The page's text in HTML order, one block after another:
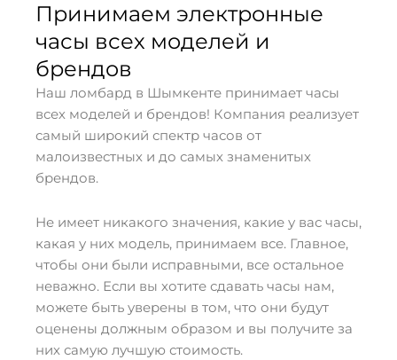
Принимаем электронные
часы всех моделей и
брендов
Наш ломбард в Шымкенте принимает часы
всех моделей и брендов! Компания реализует
самый широкий спектр часов от
малоизвестных и до самых знаменитых
брендов.
Не имеет никакого значения, какие у вас часы,
какая у них модель, принимаем все. Главное,
чтобы они были исправными, все остальное
неважно. Если вы хотите сдавать часы нам,
можете быть уверены в том, что они будут
оценены должным образом и вы получите за
них самую лучшую стоимость.